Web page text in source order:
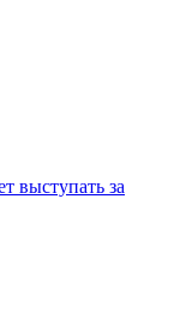
выступать за